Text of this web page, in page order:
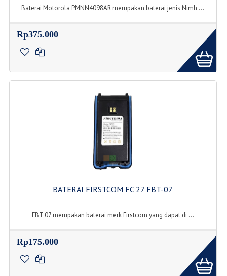
Baterai Motorola PMNN4098AR merupakan baterai jenis Nimh ...
Rp375.000
BATERAI FIRSTCOM FC 27 FBT-07
FBT 07 merupakan baterai merk Firstcom yang dapat di ...
Rp175.000